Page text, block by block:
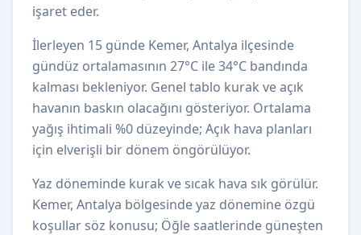
işaret eder.
İlerleyen 15 günde Kemer, Antalya ilçesinde
gündüz ortalamasının 27°C ile 34°C bandında
kalması bekleniyor. Genel tablo kurak ve açık
havanın baskın olacağını gösteriyor. Ortalama
yağış ihtimali %0 düzeyinde; Açık hava planları
için elverişli bir dönem öngörülüyor.
Yaz döneminde kurak ve sıcak hava sık görülür.
Kemer, Antalya bölgesinde yaz dönemine özgü
koşullar söz konusu; Öğle saatlerinde güneşten